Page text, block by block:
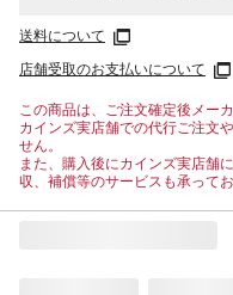
送料について
店舗受取のお支払いについて
この商品は、ご注文確定後メー
カインズ実店舗での代行ご注文
せん。
また、購入後にカインズ実店舗
収、補償等のサービスも承ってお